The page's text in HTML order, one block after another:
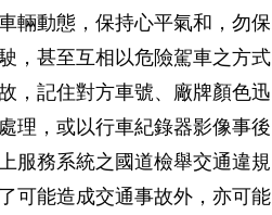
輛動態，保持心平氣和，勿保
，甚至互相以危險駕車之方式
，記住對方車號、廠牌顏色迅
理，或以行車紀錄器影像事後
服務系統之國道檢舉交通違規
可能造成交通事故外，亦可能